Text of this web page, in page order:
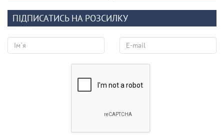
ПІДПИСАТИСЬ НА РОЗСИЛКУ